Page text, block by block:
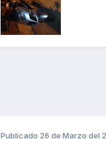
Publicado 26 de Marzo del